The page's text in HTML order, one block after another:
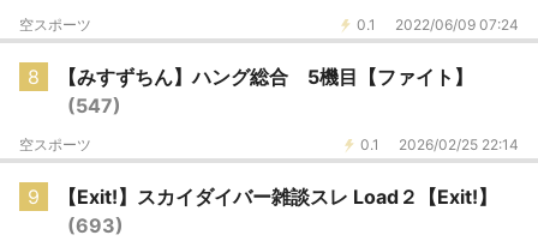
0.1 2022/06/09 07:24
空スポーツ
8
【みすずちん】ハング総合 5機目【ファイト】
(547)
0.1 2026/02/25 22:14
空スポーツ
9
【Exit!】スカイダイバー雑談スレ Load２【Exit!】
(693)